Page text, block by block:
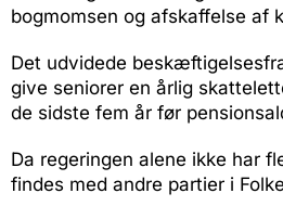
bogmomsen og afskaffelse af
Det udvidede
give seniorer en årlig
de sidste fem år før
Da regeringen alene ikke har
findes med andre partier i